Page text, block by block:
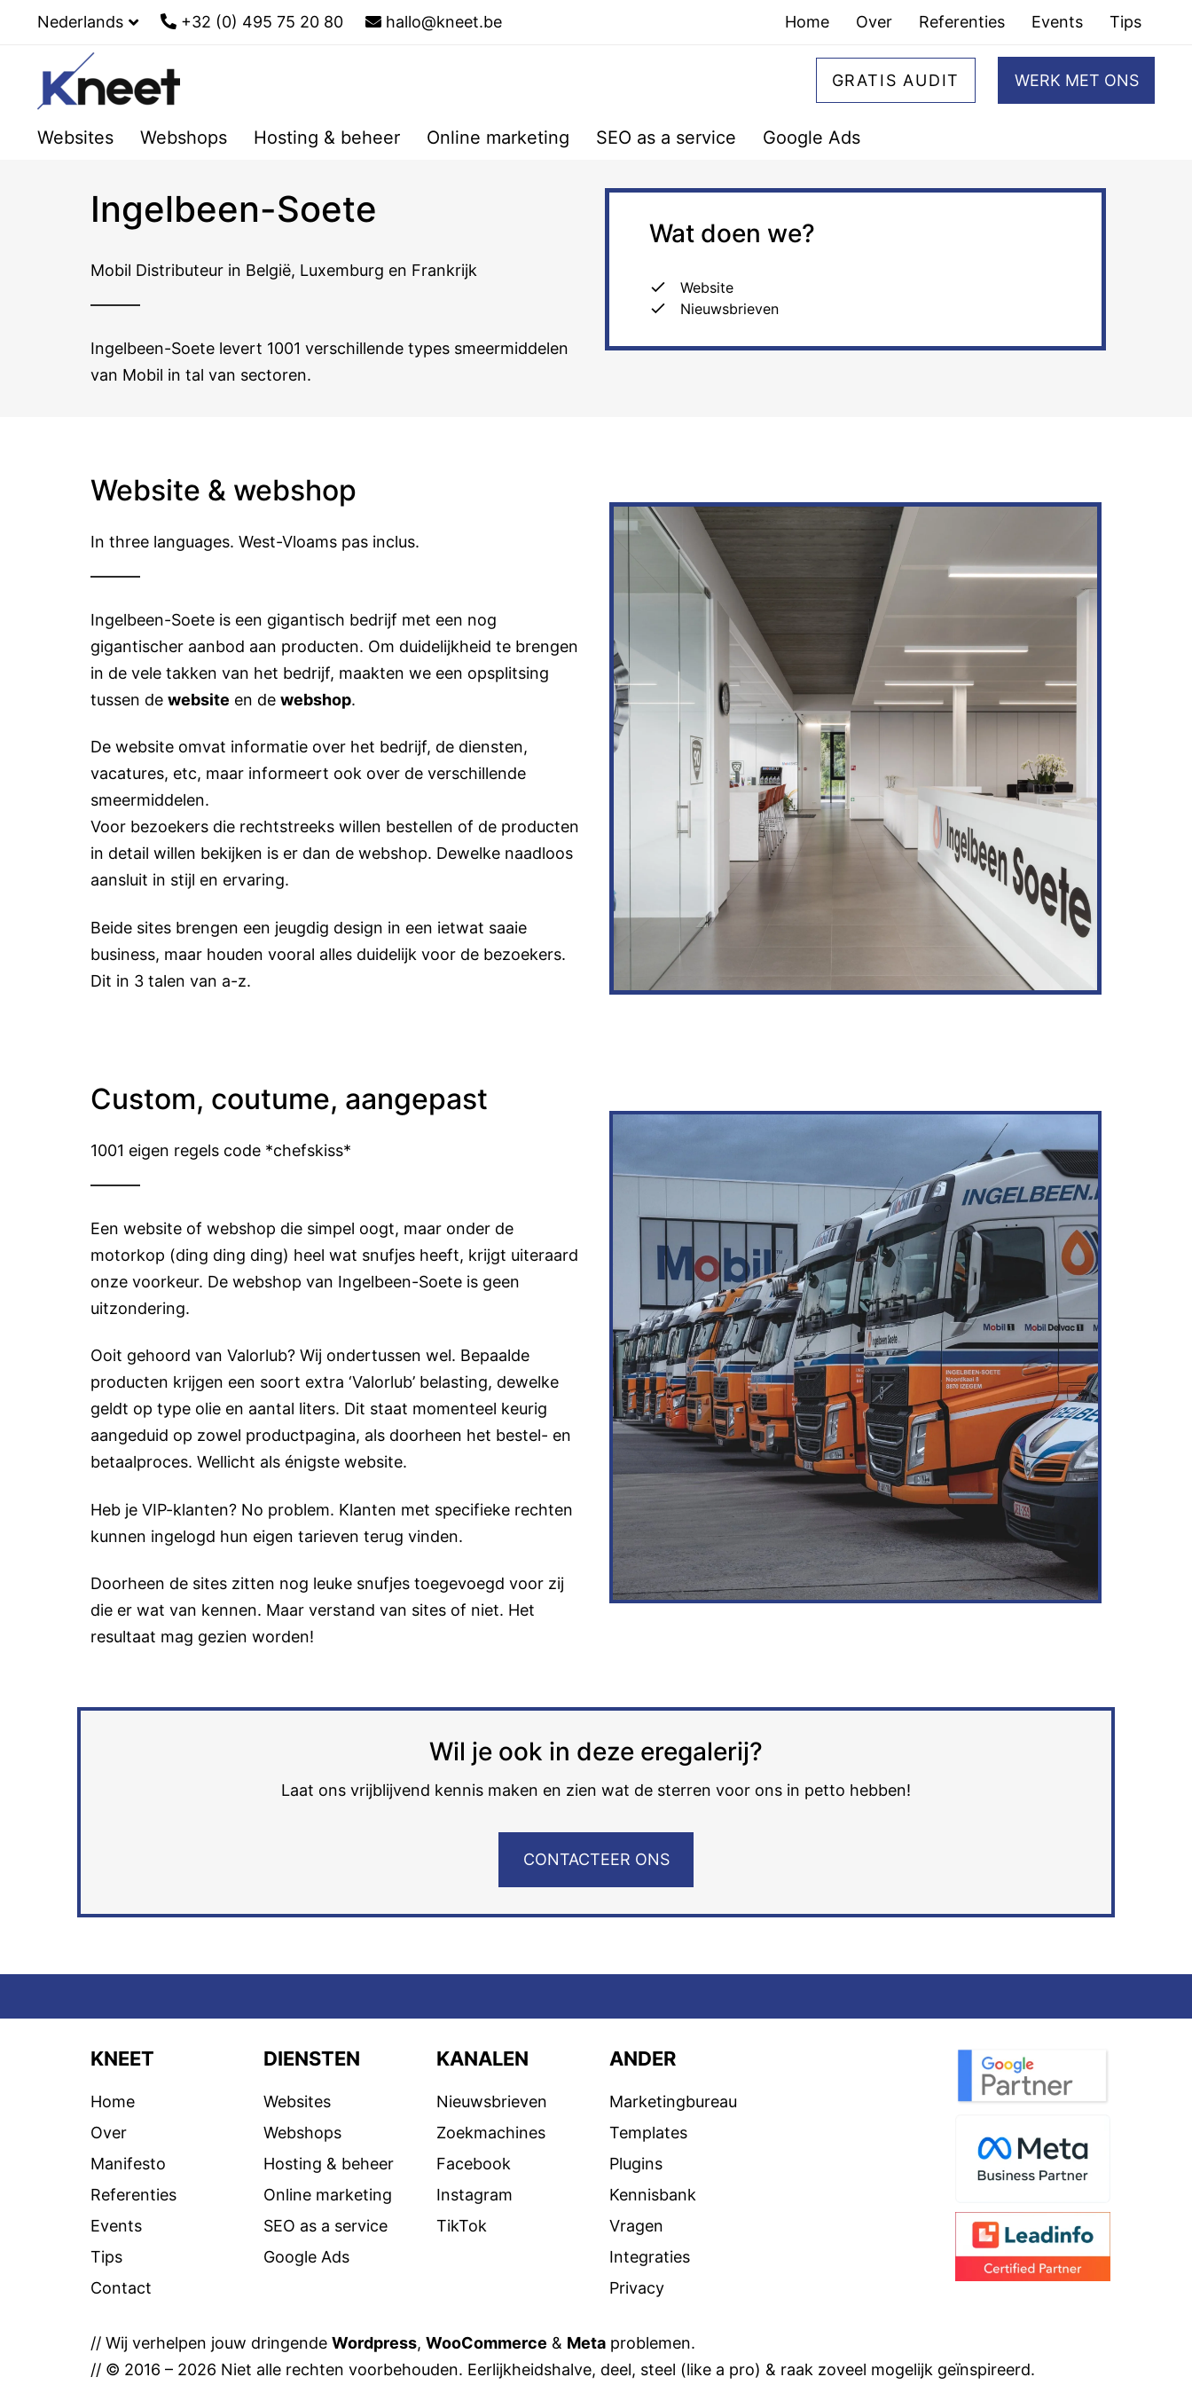
Nederlands +32 (0) 495 75 20 80 hallo@kneet.be Home Over Referenties Events Tips
GRATIS AUDIT WERK MET ONS
Websites Webshops Hosting & beheer Online marketing SEO as a service Google Ads
Ingelbeen-Soete
Mobil Distributeur in België, Luxemburg en Frankrijk
Ingelbeen-Soete levert 1001 verschillende types smeermiddelen
van Mobil in tal van sectoren.
Wat doen we?
Website
Nieuwsbrieven
Website & webshop
In three languages. West-Vloams pas inclus.
Ingelbeen-Soete is een gigantisch bedrijf met een nog
gigantischer aanbod aan producten. Om duidelijkheid te brengen
in de vele takken van het bedrijf, maakten we een opsplitsing
tussen de website en de webshop.
De website omvat informatie over het bedrijf, de diensten,
vacatures, etc, maar informeert ook over de verschillende
smeermiddelen.
Voor bezoekers die rechtstreeks willen bestellen of de producten
in detail willen bekijken is er dan de webshop. Dewelke naadloos
aansluit in stijl en ervaring.
Beide sites brengen een jeugdig design in een ietwat saaie
business, maar houden vooral alles duidelijk voor de bezoekers.
Dit in 3 talen van a-z.
Custom, coutume, aangepast
1001 eigen regels code *chefskiss*
Een website of webshop die simpel oogt, maar onder de
motorkop (ding ding ding) heel wat snufjes heeft, krijgt uiteraard
onze voorkeur. De webshop van Ingelbeen-Soete is geen
uitzondering.
Ooit gehoord van Valorlub? Wij ondertussen wel. Bepaalde
producten krijgen een soort extra ‘Valorlub’ belasting, dewelke
geldt op type olie en aantal liters. Dit staat momenteel keurig
aangeduid op zowel productpagina, als doorheen het bestel- en
betaalproces. Wellicht als énigste website.
Heb je VIP-klanten? No problem. Klanten met specifieke rechten
kunnen ingelogd hun eigen tarieven terug vinden.
Doorheen de sites zitten nog leuke snufjes toegevoegd voor zij
die er wat van kennen. Maar verstand van sites of niet. Het
resultaat mag gezien worden!
Wil je ook in deze eregalerij?
Laat ons vrijblijvend kennis maken en zien wat de sterren voor ons in petto hebben!
CONTACTEER ONS
KNEET
Home
Over
Manifesto
Referenties
Events
Tips
Contact
DIENSTEN
Websites
Webshops
Hosting & beheer
Online marketing
SEO as a service
Google Ads
KANALEN
Nieuwsbrieven
Zoekmachines
Facebook
Instagram
TikTok
ANDER
Marketingbureau
Templates
Plugins
Kennisbank
Vragen
Integraties
Privacy
// Wij verhelpen jouw dringende Wordpress, WooCommerce & Meta problemen.
// © 2016 – 2026 Niet alle rechten voorbehouden. Eerlijkheidshalve, deel, steel (like a pro) & raak zoveel mogelijk geïnspireerd.